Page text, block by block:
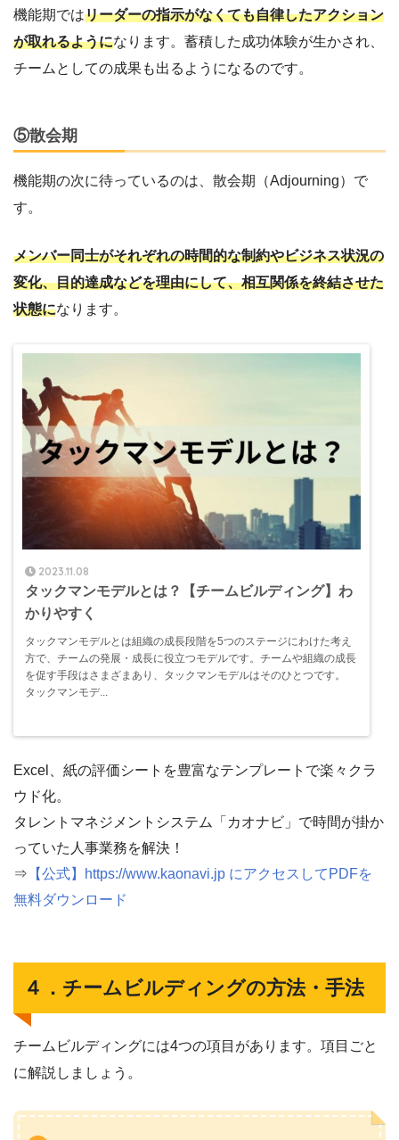
機能期ではリーダーの指示がなくても自律したアクション
が取れるようになります。蓄積した成功体験が生かされ、
チームとしての成果も出るようになるのです。
⑤散会期
機能期の次に待っているのは、散会期（Adjourning）で
す。
メンバー同士がそれぞれの時間的な制約やビジネス状況の
変化、目的達成などを理由にして、相互関係を終結させた
状態になります。
2023.11.08
タックマンモデルとは？【チームビルディング】わ
かりやすく
タックマンモデルとは組織の成長段階を5つのステージにわけた考え
方で、チームの発展・成長に役立つモデルです。チームや組織の成長
を促す手段はさまざまあり、タックマンモデルはそのひとつです。
タックマンモデ...
Excel、紙の評価シートを豊富なテンプレートで楽々クラ
ウド化。
タレントマネジメントシステム「カオナビ」で時間が掛か
っていた人事業務を解決！
⇒ 【公式】https://www.kaonavi.jp にアクセスしてPDFを
無料ダウンロード
４．チームビルディングの方法・手法
チームビルディングには4つの項目があります。項目ごと
に解説しましょう。